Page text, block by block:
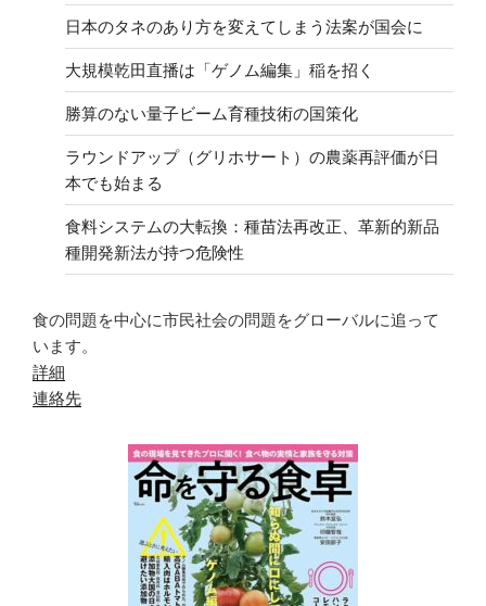
日本のタネのあり方を変えてしまう法案が国会に
大規模乾田直播は「ゲノム編集」稲を招く
勝算のない量子ビーム育種技術の国策化
ラウンドアップ（グリホサート）の農薬再評価が日
本でも始まる
食料システムの大転換：種苗法再改正、革新的新品
種開発新法が持つ危険性
食の問題を中心に市民社会の問題をグローバルに追って
います。
詳細
連絡先